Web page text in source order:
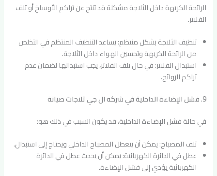
الرائحة الكريهة داخل الثلاجة مشكلة قد تنتج عن تراكم الأوساخ أو تلف
الفلاتر.
تنظيف الثلاجة بشكل منتظم: يساعد التنظيف المنتظم في التخلص
من الرائحة الكريهة وتحسين الهواء داخل الثلاجة.
استبدال الفلاتر: في حال تلف الفلاتر، يجب استبدالها لضمان عدم
تراكم الروائح.
9. فشل الإضاءة الداخلية في شركه ال جي ثلاجات صيانة
في حالة فشل الإضاءة الداخلية، قد يكون السبب في ذلك هو:
تلف المصباح: يمكن أن يتعطل المصباح الداخلي ويحتاج إلى استبدال.
عطل في الدائرة الكهربائية: يمكن أن يحدث عطل في الدائرة
الكهربائية يؤدي إلى فشل الإضاءة.